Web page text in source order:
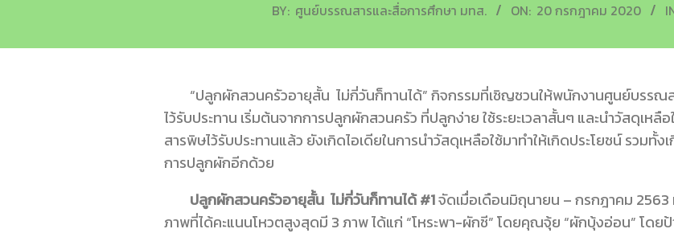
BY: ศูนย์บรรณสารและสื่อการศึกษา มทส. ON: 20 กรกฎาคม 2020
“ปลูกผักสวนครัวอายุสั้น ไม่กี่วันก็ทานได้” กิจกรรมที่เชิญชวนให้พนักงานศูนย์บรรณ
ไว้รับประทาน เริ่มต้นจากการปลูกผักสวนครัว ที่ปลูกง่าย ใช้ระยะเวลาสั้นๆ และนำวัสดุเหลื
สารพิษไว้รับประทานแล้ว ยังเกิดไอเดียในการนำวัสดุเหลือใช้มาทำให้เกิดประโยชน์ รวมทั้
การปลูกผักอีกด้วย
ปลูกผักสวนครัวอายุสั้น ไม่กี่วันก็ทานได้ #1จัดเมื่อเดือนมิถุนายน – กรกฎาคม 2563
ภาพที่ได้คะแนนโหวตสูงสุดมี 3 ภาพ ได้แก่ “โหระพา-ผักชี” โดยคุณจุ้ย “ผักบุ้งอ่อน” โดย